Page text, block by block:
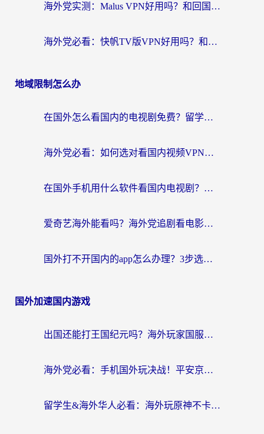
海外党实测：Malus VPN好用吗？和回国VPN对比哪个回国效果更好？附真实体验与加速器推荐
海外党必看：快帆TV版VPN好用吗？和豌豆IP VPN对比哪个回国效果更好？附真实体验与选择指南
地域限制怎么办
在国外怎么看国内的电视剧免费？留学生亲测有效的回国加速器选择指南
海外党必看：如何选对看国内视频VPN，轻松解决12123登录难题？
在国外手机用什么软件看国内电视剧？海外党亲测的实用指南
爱奇艺海外能看吗？海外党追剧看电影的终极回国加速器指南
国外打不开国内的app怎么办理？3步选对加速器，刷剧办业务都不愁
国外加速国内游戏
出国还能打王国纪元吗？海外玩家国服游戏畅玩终极指南
海外党必看：手机国外玩决战！平安京加速器推荐——解决延迟卡顿的终极方案
留学生&海外华人必看：海外玩原神不卡顿的秘密——原神加速器选择与使用全攻略